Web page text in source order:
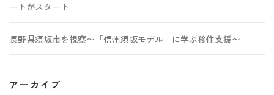
ートがスタート
長野県須坂市を視察〜「信州須坂モデル」に学ぶ移住支援〜
アーカイブ